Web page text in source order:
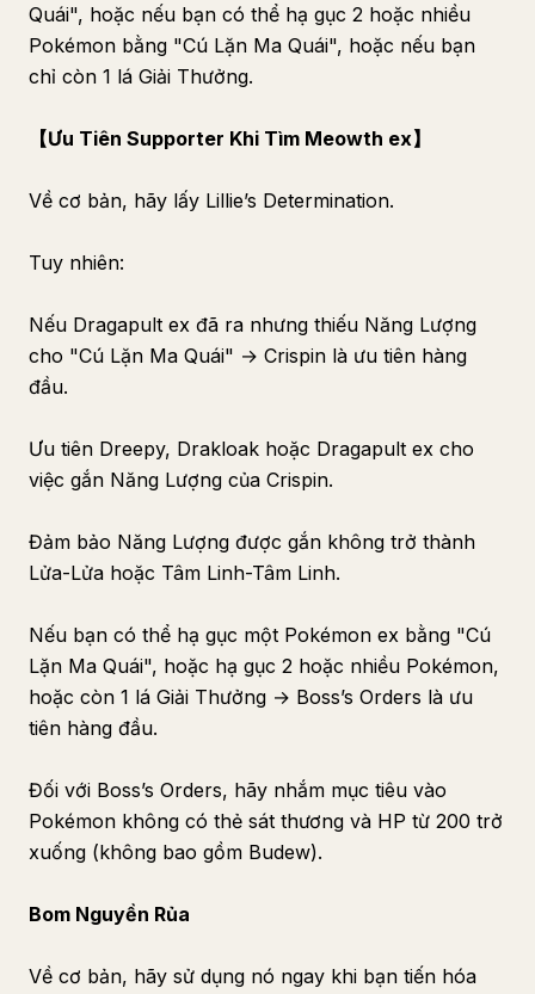
Quái", hoặc nếu bạn có thể hạ gục 2 hoặc nhiều
Pokémon bằng "Cú Lặn Ma Quái", hoặc nếu bạn
chỉ còn 1 lá Giải Thưởng.
【Ưu Tiên Supporter Khi Tìm Meowth ex】
Về cơ bản, hãy lấy Lillie’s Determination.
Tuy nhiên:
Nếu Dragapult ex đã ra nhưng thiếu Năng Lượng
cho "Cú Lặn Ma Quái" → Crispin là ưu tiên hàng
đầu.
Ưu tiên Dreepy, Drakloak hoặc Dragapult ex cho
việc gắn Năng Lượng của Crispin.
Đảm bảo Năng Lượng được gắn không trở thành
Lửa-Lửa hoặc Tâm Linh-Tâm Linh.
Nếu bạn có thể hạ gục một Pokémon ex bằng "Cú
Lặn Ma Quái", hoặc hạ gục 2 hoặc nhiều Pokémon,
hoặc còn 1 lá Giải Thưởng → Boss’s Orders là ưu
tiên hàng đầu.
Đối với Boss’s Orders, hãy nhắm mục tiêu vào
Pokémon không có thẻ sát thương và HP từ 200 trở
xuống (không bao gồm Budew).
Bom Nguyền Rủa
Về cơ bản, hãy sử dụng nó ngay khi bạn tiến hóa